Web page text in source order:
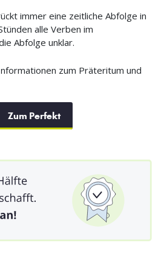
immer eine zeitliche Abfolge in
alle Verben im
Abfolge unklar.
zum Präteritum und
Zum Perfekt